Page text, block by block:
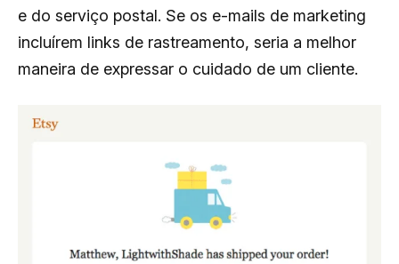
e do serviço postal. Se os e-mails de marketing
incluírem links de rastreamento, seria a melhor
maneira de expressar o cuidado de um cliente.